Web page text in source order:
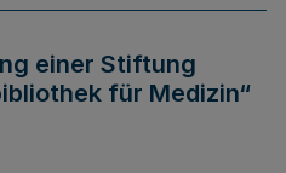
einer Stiftung
für Medizin“